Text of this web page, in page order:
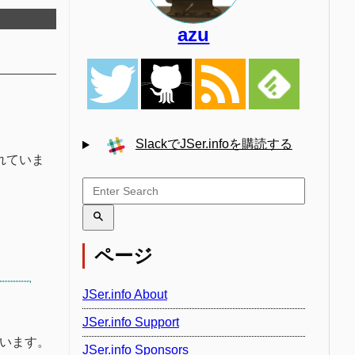
ていま
ます。
azu
SlackでJSer.infoを購読する
ページ
JSer.info About
JSer.info Support
JSer.info Sponsors